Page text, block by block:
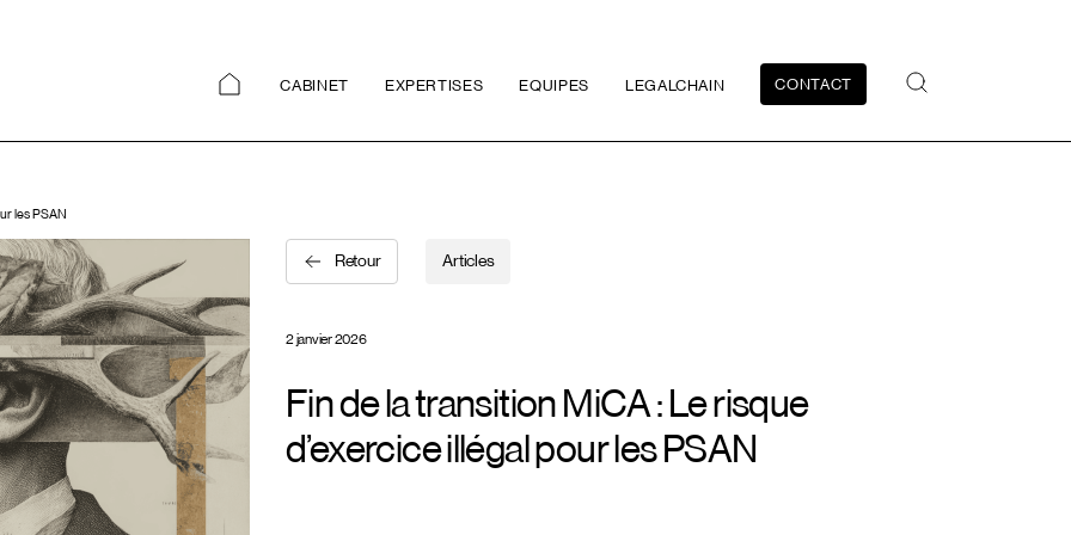
CABINET EXPERTISES EQUIPES LEGALCHAIN CONTACT
les PSAN
Retour Articles
2 janvier 2026
Fin de la transition MiCA : Le risque
d’exercice illégal pour les PSAN